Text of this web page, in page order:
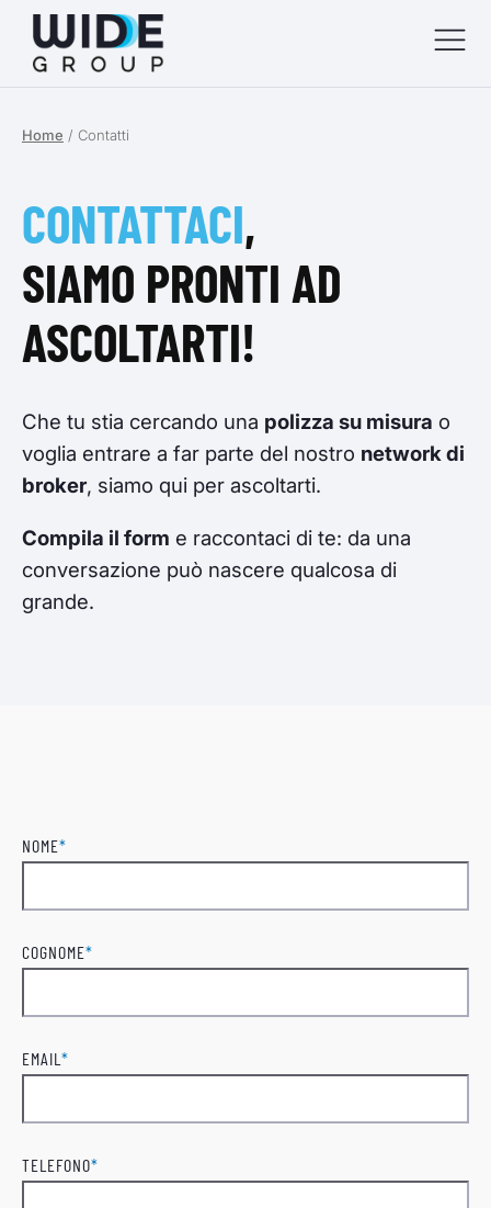
Home / Contatti
CONTATTACI,
SIAMO PRONTI AD
ASCOLTARTI!
Che tu stia cercando una polizza su misura o
voglia entrare a far parte del nostro network di
broker, siamo qui per ascoltarti.
Compila il form e raccontaci di te: da una
conversazione può nascere qualcosa di
grande.
NOME*
COGNOME*
EMAIL *
TELEFONO*